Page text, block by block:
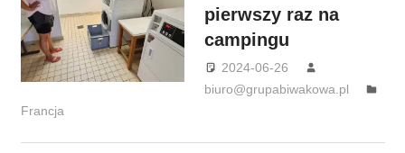
pierwszy raz na
campingu
2024-06-26
biuro@grupabiwakowa.pl
Francja